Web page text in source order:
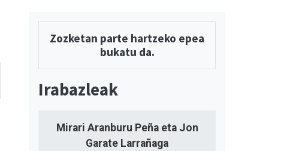
Zozketan parte hartzeko epea
bukatu da.
Irabazleak
Mirari Aranburu Peña eta Jon
Garate Larrañaga